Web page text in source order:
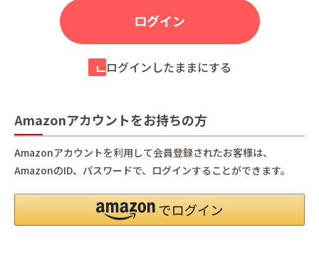
ログインしたままにする
Amazonアカウントをお持ちの方
Amazonアカウントを利用して会員登録されたお客様は、
AmazonのID、パスワードで、ログインすることができます。